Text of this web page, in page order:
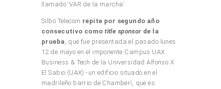
llamado ‘VAR de la marcha’.
Silbö Telecom repite por segundo año
consecutivo comotitle sponsor de la
prueba , que fue presentada el pasado lunes
12 de mayo en el imponente Campus UAX
Business & Tech de la Universidad Alfonso X
El Sabio (UAX) -un edificio situado en el
madrileño barrio de Chamberí, que es